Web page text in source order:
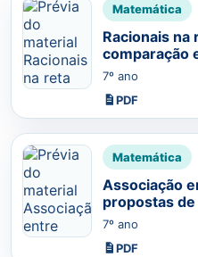
Matemática
Racionais na
comparação
7º ano
PDF
Matemática
Associação
propostas de
7º ano
PDF